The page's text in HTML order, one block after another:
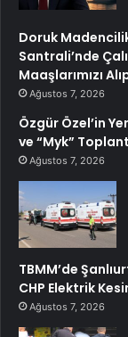
Doruk
Santrali’nde
Maaşlarımızı
Ağustos 7, 2026
Özgür Özel’in
ve “Myk”
Ağustos 7, 2026
TBMM’de
CHP Elektrik
Ağustos 7, 2026